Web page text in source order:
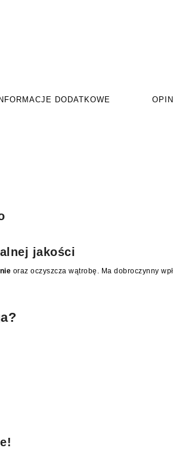
INFORMACJE DODATKOWE
jakości
oraz oczyszcza wątrobę. Ma dobroczynny